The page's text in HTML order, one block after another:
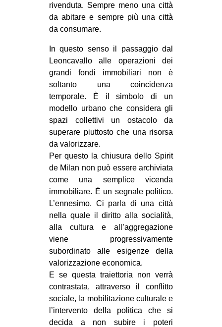
rivenduta. Sempre meno una città
da abitare e sempre più una città
da consumare.
In questo senso il passaggio dal
Leoncavallo alle operazioni dei
grandi fondi immobiliari non è
soltanto una coincidenza
temporale. È il simbolo di un
modello urbano che considera gli
spazi collettivi un ostacolo da
superare piuttosto che una risorsa
da valorizzare.
Per questo la chiusura dello Spirit
de Milan non può essere archiviata
come una semplice vicenda
immobiliare. È un segnale politico.
L’ennesimo. Ci parla di una città
nella quale il diritto alla socialità,
alla cultura e all’aggregazione
viene progressivamente
subordinato alle esigenze della
valorizzazione economica.
E se questa traiettoria non verrà
contrastata, attraverso il conflitto
sociale, la mobilitazione culturale e
l’intervento della politica che si
decida a non subire i poteri